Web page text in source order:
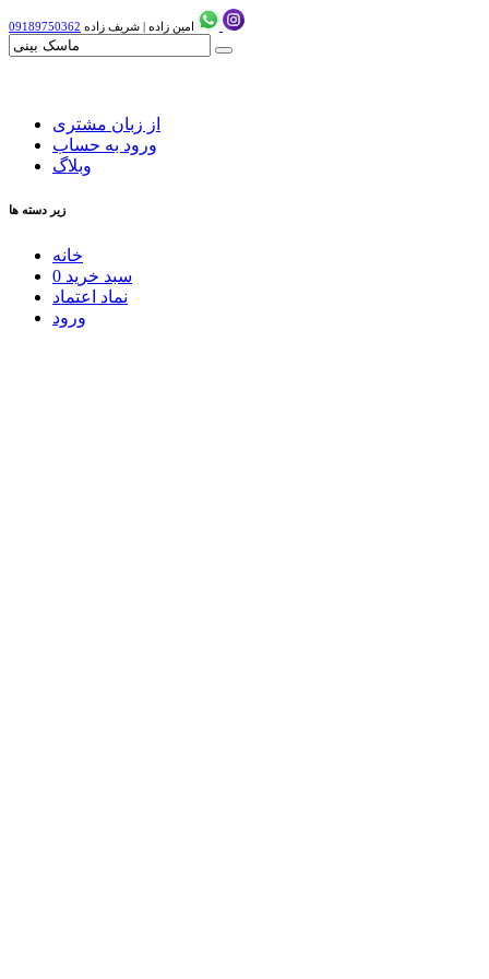
09189750362 امین زاده | شریف زاده
از زبان مشتری
ورود به حساب
وبلاگ
زیر دسته ها
خانه
0 سبد خرید
نماد اعتماد
ورود